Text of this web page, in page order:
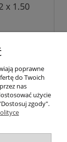
x 1.50
poprawne
do Twoich
nas
użycie
zgody".